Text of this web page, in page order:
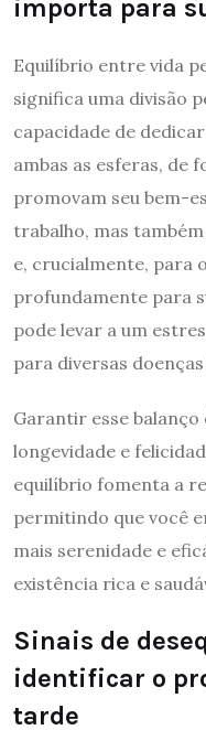
importa para
Equilíbrio entre vida
significa uma divisão
capacidade de
ambas as esferas, de
promovam seu bem-
trabalho, mas
e, crucialmente, para
profundamente para
pode levar a um
para diversas
Garantir esse
longevidade e
equilíbrio fomenta a
permitindo que você
mais serenidade e
existência rica e
Sinais de
identificar o
tarde